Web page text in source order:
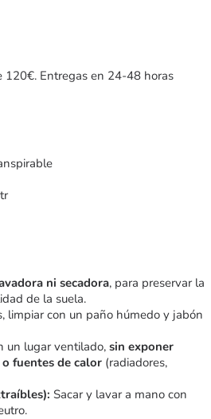
120€. Entregas en 24-48 horas
ni secadora, para preservar la
de la suela.
limpiar con un paño húmedo y jabón
un lugar ventilado, sin exponer
fuentes de calor (radiadores,
Sacar y lavar a mano con